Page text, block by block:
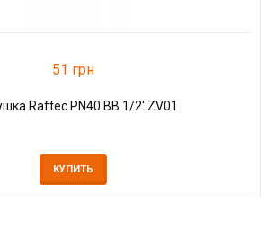
51 грн
Raftec PN40 ВВ 1/2' ZV01
КУПИТЬ